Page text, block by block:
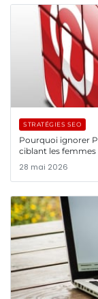
STRATÉGIES SEO
Pourquoi ignorer
ciblant les
28 mai 2026